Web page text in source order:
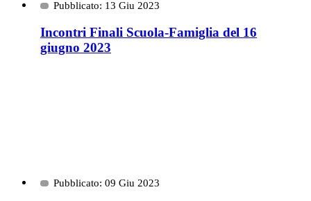
Pubblicato: 13 Giu 2023
Incontri Finali Scuola-Famiglia del 16
giugno 2023
Pubblicato: 09 Giu 2023